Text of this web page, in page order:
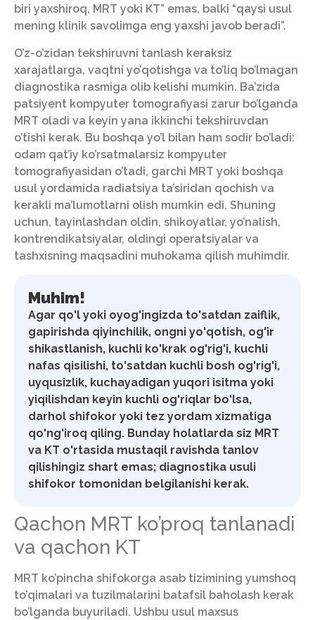
biri yaxshiroq, MRT yoki KT” emas, balki “qaysi usul
mening klinik savolimga eng yaxshi javob beradi”.
O’z-o’zidan tekshiruvni tanlash keraksiz
xarajatlarga, vaqtni yo’qotishga va to’liq bo’lmagan
diagnostika rasmiga olib kelishi mumkin. Ba’zida
patsiyent kompyuter tomografiyasi zarur bo’lganda
MRT oladi va keyin yana ikkinchi tekshiruvdan
o’tishi kerak. Bu boshqa yo’l bilan ham sodir bo’ladi:
odam qat’iy ko’rsatmalarsiz kompyuter
tomografiyasidan o’tadi, garchi MRT yoki boshqa
usul yordamida radiatsiya ta’siridan qochish va
kerakli ma’lumotlarni olish mumkin edi. Shuning
uchun, tayinlashdan oldin, shikoyatlar, yo’nalish,
kontrendikatsiyalar, oldingi operatsiyalar va
tashxisning maqsadini muhokama qilish muhimdir.
Muhim!
Agar qo'l yoki oyog'ingizda to'satdan zaiflik,
gapirishda qiyinchilik, ongni yo'qotish, og'ir
shikastlanish, kuchli ko'krak og'rig'i, kuchli
nafas qisilishi, to'satdan kuchli bosh og'rig'i,
uyqusizlik, kuchayadigan yuqori isitma yoki
yiqilishdan keyin kuchli og'riqlar bo'lsa,
darhol shifokor yoki tez yordam xizmatiga
qo'ng'iroq qiling. Bunday holatlarda siz MRT
va KT o'rtasida mustaqil ravishda tanlov
qilishingiz shart emas; diagnostika usuli
shifokor tomonidan belgilanishi kerak.
Qachon MRT ko’proq tanlanadi
va qachon KT
MRT ko’pincha shifokorga asab tizimining yumshoq
to’qimalari va tuzilmalarini batafsil baholash kerak
bo’lganda buyuriladi. Ushbu usul maxsus